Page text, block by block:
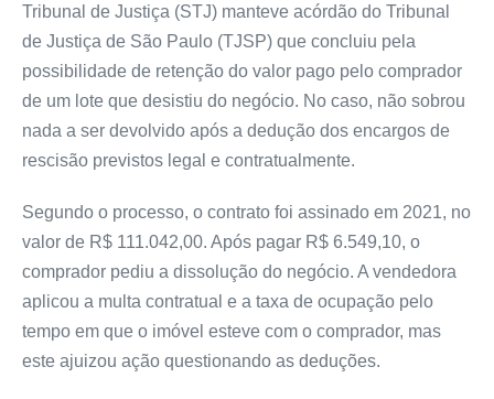
Tribunal de Justiça (STJ) manteve acórdão do Tribunal
de Justiça de São Paulo (TJSP) que concluiu pela
possibilidade de retenção do valor pago pelo comprador
de um lote que desistiu do negócio. No caso, não sobrou
nada a ser devolvido após a dedução dos encargos de
rescisão previstos legal e contratualmente.
Segundo o processo, o contrato foi assinado em 2021, no
valor de R$ 111.042,00. Após pagar R$ 6.549,10, o
comprador pediu a dissolução do negócio. A vendedora
aplicou a multa contratual e a taxa de ocupação pelo
tempo em que o imóvel esteve com o comprador, mas
este ajuizou ação questionando as deduções.